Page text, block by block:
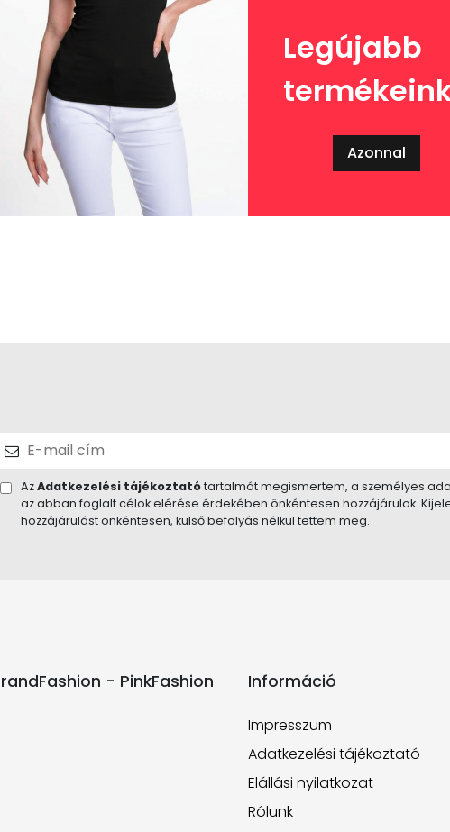
Legújabb
Azonnal
AzAdatkezelési tájékoztatótartalmát megismertem, a személyes
az abban foglalt célok elérése érdekében önkéntesen hozzájárulok.
hozzájárulást önkéntesen, külső befolyás nélkül tettem meg.
- PinkFashion Információ
Impresszum
Adatkezelési tájékoztató
Elállási nyilatkozat
Rólunk